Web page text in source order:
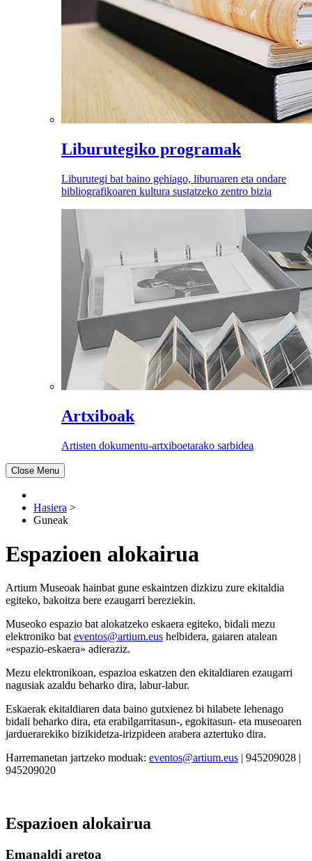
Liburutegiko programak
Liburutegi bat baino gehiago, liburuaren eta ondare
bibliografikoaren kultura sustatzeko zentro bizia
Artxiboak
Artisten dokumentu-artxiboetarako sarbidea
Close Menu
Hasiera >
Guneak
Espazioen alokairua
Artium Museoak hainbat gune eskaintzen dizkizu zure ekitaldia
egiteko, bakoitza bere ezaugarri bereziekin.
Museoko espazio bat alokatzeko eskaera egiteko, bidali mezu
elektroniko bateventos@artium.eus helbidera, gaiaren atalean
«espazio-eskaera» adieraziz.
Mezu elektronikoan, espazioa eskatzen den ekitaldiaren ezaugarri
nagusiak azaldu beharko dira, labur-labur.
Eskaerak ekitaldiaren data baino gutxienez bi hilabete lehenago
bidali beharko dira, eta erabilgarritasun-, egokitasun- eta museoaren
jarduerarekiko bizikidetza-irizpideen arabera aztertuko dira.
Harremanetan jartzeko moduak: eventos@artium.eus | 945209028 |
945209020
Espazioen alokairua
Emanaldi aretoa